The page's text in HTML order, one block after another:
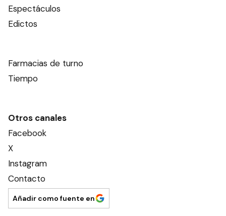
Nosotros
Editorial El Dia SRL
Edición Impresa
Ahora Cero Radio
Club El Día